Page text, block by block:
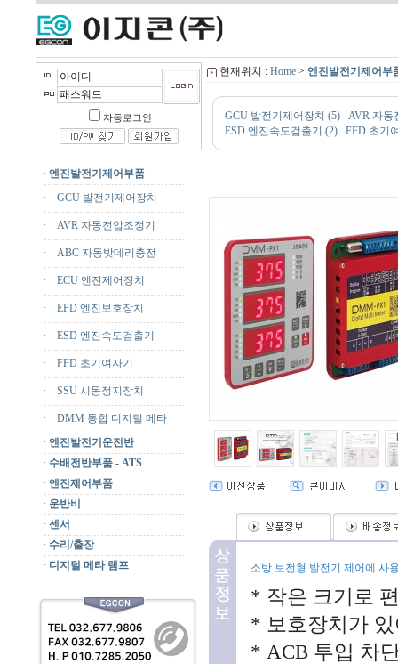
자동로그인
· 엔진발전기제어부품
·
GCU 발전기제어장치
· AVR 자동전압조정기
· ABC 자동밧데리충전
· ECU 엔진제어장치
· EPD 엔진보호장치
· ESD 엔진속도검출기
· FFD 초기여자기
· SSU 시동정지장치
·
DMM 통합 디지털 메타
· 엔진발전기운전반
· 수배전반부품 - ATS
· 엔진제어부품
· 운반비
· 센서
· 수리/출장
· 디지털 메타 램프
현재위치 : Home > 엔진발전기제어부
GCU 발전기제어장치 (5)
AVR 자동
ESD 엔진속도검출기 (2)
FFD 초기
소방 보전형 발전기 제어에 사
* 작은 크기로
* 보호장치가
* ACB 투입 차